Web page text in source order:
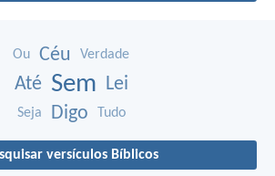
Ou Céu Verdade
Até Sem Lei
Seja Digo Tudo
versículos Bíblicos